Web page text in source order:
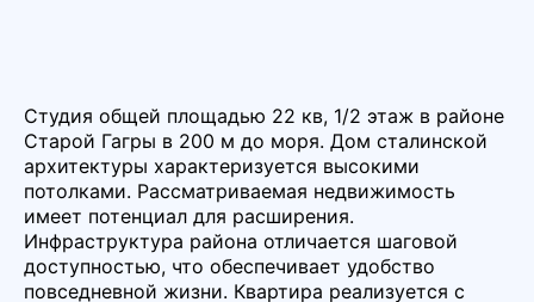
Студия общей площадью 22 кв, 1/2 этаж в районе
Старой Гагры в 200 м до моря. Дом сталинской
архитектуры характеризуется высокими
потолками. Рассматриваемая недвижимость
имеет потенциал для расширения.
Инфраструктура района отличается шаговой
доступностью, что обеспечивает удобство
повседневной жизни. Квартира реализуется с